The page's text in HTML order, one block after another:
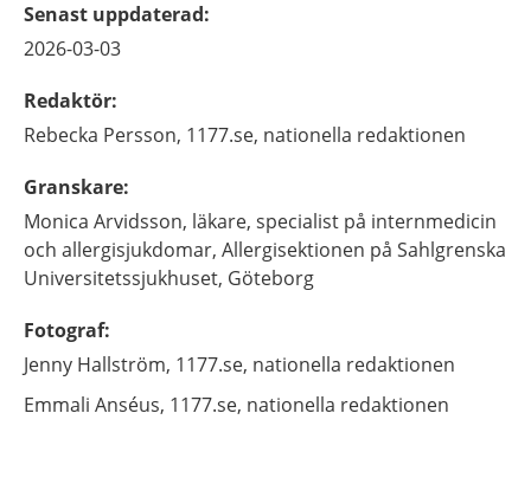
Senast uppdaterad:
2026-03-03
Redaktör:
Rebecka Persson, 1177.se, nationella redaktionen
Granskare:
Monica Arvidsson, läkare, specialist på internmedicin
och allergisjukdomar, Allergisektionen på Sahlgrenska
Universitetssjukhuset, Göteborg
Fotograf:
Jenny Hallström, 1177.se, nationella redaktionen
Emmali Anséus, 1177.se, nationella redaktionen